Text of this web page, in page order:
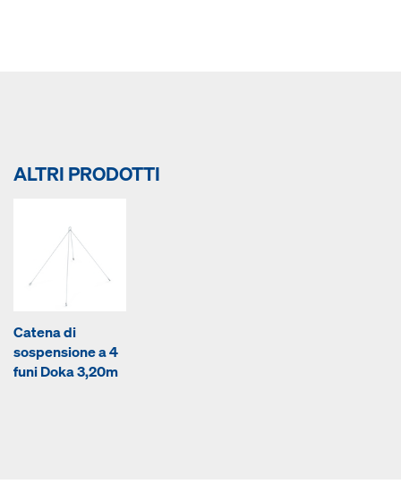
ALTRI PRODOTTI
Catena di
sospensione a 4
funi Doka 3,20m